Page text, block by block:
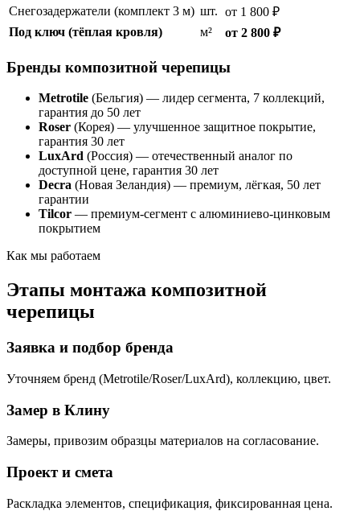
Снегозадержатели (комплект 3 м) шт. от 1 800 ₽
Под ключ (тёплая кровля)
м² от 2 800 ₽
Бренды композитной черепицы
Metrotile (Бельгия) — лидер сегмента, 7 коллекций,
гарантия до 50 лет
Roser (Корея) — улучшенное защитное покрытие,
гарантия 30 лет
LuxArd (Россия) — отечественный аналог по
доступной цене, гарантия 30 лет
Decra (Новая Зеландия) — премиум, лёгкая, 50 лет
гарантии
Tilcor — премиум-сегмент с алюминиево-цинковым
покрытием
Как мы работаем
Этапы монтажа композитной
черепицы
Заявка и подбор бренда
Уточняем бренд (Metrotile/Roser/LuxArd), коллекцию, цвет.
Замер в Клину
Замеры, привозим образцы материалов на согласование.
Проект и смета
Раскладка элементов, спецификация, фиксированная цена.